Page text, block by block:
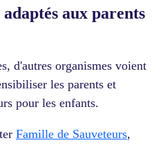
aux parents
d'autres organismes voient
les parents et
pour les enfants.
Famille de Sauveteurs,